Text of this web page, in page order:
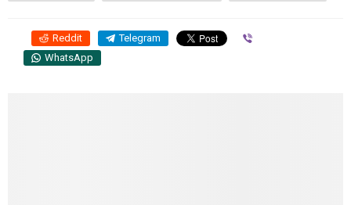
Reddit Telegram
WhatsApp